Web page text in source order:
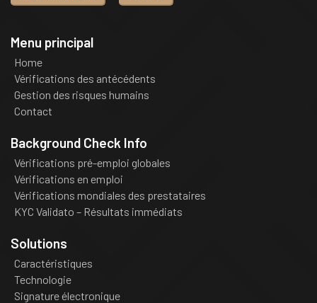
Menu principal
Home
Vérifications des antécédents
Gestion des risques humains
Contact
Background Check Info
Vérifications pré-emploi globales
Vérifications en emploi
Vérifications mondiales des prestataires
KYC Validato – Résultats immédiats
Solutions
Caractéristiques
Technologie
Signature électronique